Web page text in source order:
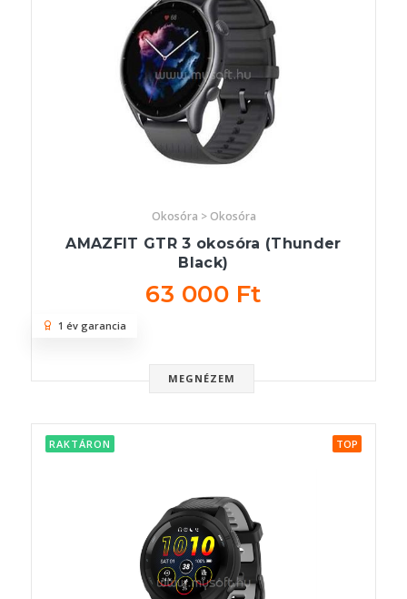
Okosóra > Okosóra
AMAZFIT GTR 3 okosóra (Thunder
Black)
63 000 Ft
MEGNÉZEM
1 év garancia
RAKTÁRON TOP